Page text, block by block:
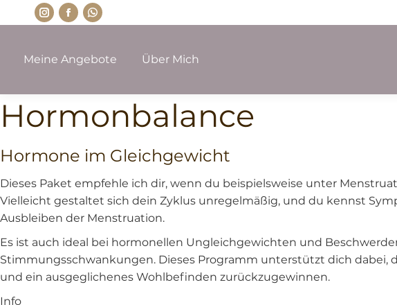
Meine Angebote Über Mich
Hormonbalance
Hormone im Gleichgewicht
Dieses Paket empfehle ich dir, wenn du beispielsweise unter
Vielleicht gestaltet sich dein Zyklus unregelmäßig, und du kennst
Ausbleiben der Menstruation.
Es ist auch ideal bei hormonellen Ungleichgewichten und
Stimmungsschwankungen. Dieses Programm unterstützt dich dabei,
und ein ausgeglichenes Wohlbefinden zurückzugewinnen.
Info